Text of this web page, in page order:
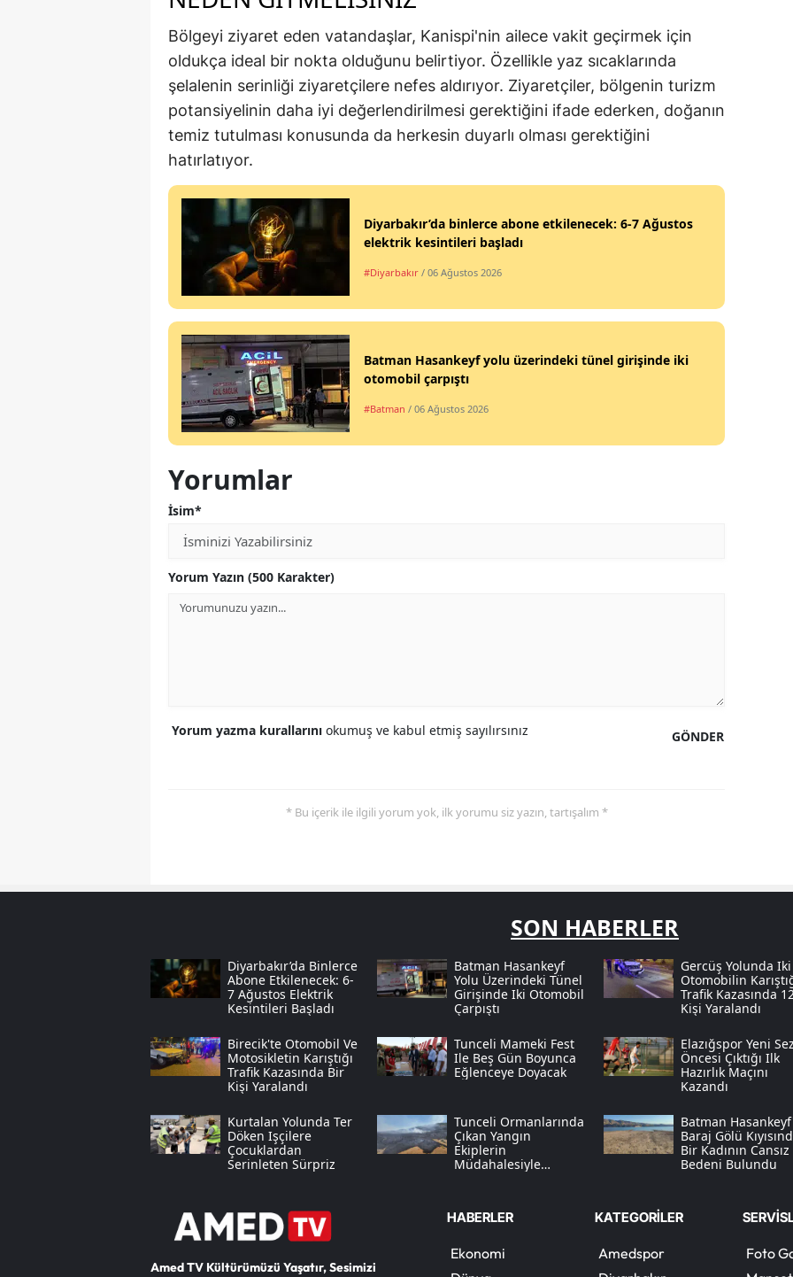
Bölgeyi ziyaret eden vatandaşlar, Kanispi'nin ailece vakit geçirmek için
oldukça ideal bir nokta olduğunu belirtiyor. Özellikle yaz sıcaklarında
şelalenin serinliği ziyaretçilere nefes aldırıyor. Ziyaretçiler, bölgenin turizm
potansiyelinin daha iyi değerlendirilmesi gerektiğini ifade ederken, doğanın
temiz tutulması konusunda da herkesin duyarlı olması gerektiğini
hatırlatıyor.
Diyarbakır’da binlerce abone etkilenecek: 6-7 Ağustos
elektrik kesintileri başladı
#Diyarbakır / 06 Ağustos 2026
Batman Hasankeyf yolu üzerindeki tünel girişinde iki
otomobil çarpıştı
#Batman / 06 Ağustos 2026
Yorumlar
İsim*
Yorum Yazın (500 Karakter)
GÖNDER
Yorum yazma kurallarını okumuş ve kabul etmiş sayılırsınız
* Bu içerik ile ilgili yorum yok, ilk yorumu siz yazın, tartışalım *
SON HABERLER
Diyarbakır’da Binlerce
Abone Etkilenecek: 6-
7 Ağustos Elektrik
Kesintileri Başladı
Batman Hasankeyf
Yolu Üzerindeki Tünel
Girişinde Iki Otomobil
Çarpıştı
Gercüş Yolunda Iki
Otomobilin
Trafik Kazasında
Kişi Yaralandı
Birecik'te Otomobil Ve
Motosikletin Karıştığı
Trafik Kazasında Bir
Kişi Yaralandı
Tunceli Mameki Fest
Ile Beş Gün Boyunca
Eğlenceye Doyacak
Elazığspor Yeni
Öncesi Çıktığı Ilk
Hazırlık Maçını
Kazandı
Kurtalan Yolunda Ter
Döken Işçilere
Çocuklardan
Serinleten Sürpriz
Tunceli Ormanlarında
Çıkan Yangın
Ekiplerin
Müdahalesiyle
Batman
Baraj Gölü
Bir Kadının Cansız
Bedeni Bulundu
Amed TV Kültürümüzü Yaşatır, Sesimizi
HABERLER
Ekonomi
KATEGORİLER
Amedspor
Foto